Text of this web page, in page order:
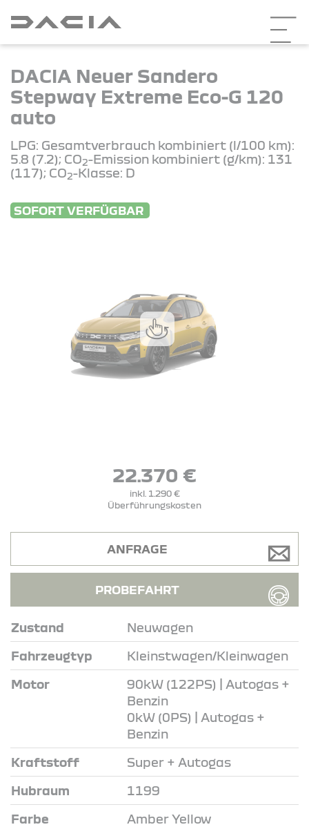
DACIA Neuer Sandero
Stepway Extreme Eco-G 120
auto
LPG: Gesamtverbrauch kombiniert (l/100 km):
5.8 (7.2); CO2-Emission kombiniert (g/km): 131
(117); CO2-Klasse: D
SOFORT VERFÜGBAR
22.370 €
inkl. 1.290 €
Überführungskosten
Zustand Neuwagen
Fahrzeugtyp Kleinstwagen/Kleinwagen
Motor
90kW (122PS) | Autogas +
Benzin
0kW (0PS) | Autogas +
Benzin
Kraftstoff Super + Autogas
Hubraum 1199
Farbe Amber Yellow
ANFRAGE
PROBEFAHRT